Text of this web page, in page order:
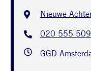
Nieuwe
020 555
GGD